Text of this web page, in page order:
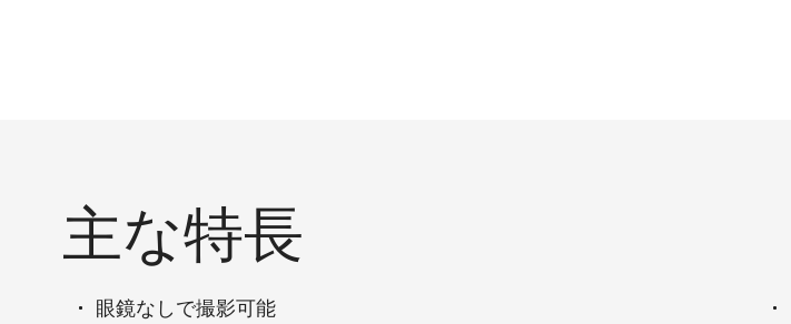
主な特長
眼鏡なしで撮影可能